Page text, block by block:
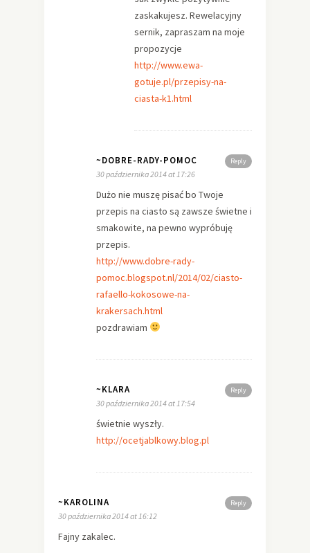
zaskakujesz. Rewelacyjny
sernik, zapraszam na moje
propozycje
http://www.ewa-
gotuje.pl/przepisy-na-
ciasta-k1.html
Reply
~DOBRE-RADY-POMOC
30 października 2014 at 17:26
Dużo nie muszę pisać bo Twoje
przepis na ciasto są zawsze świetne i
smakowite, na pewno wypróbuję
przepis.
http://www.dobre-rady-
pomoc.blogspot.nl/2014/02/ciasto-
rafaello-kokosowe-na-
krakersach.html
pozdrawiam
Reply
~KLARA
30 października 2014 at 17:54
świetnie wyszły.
http://ocetjablkowy.blog.pl
Reply
~KAROLINA
30 października 2014 at 16:12
Fajny zakalec.